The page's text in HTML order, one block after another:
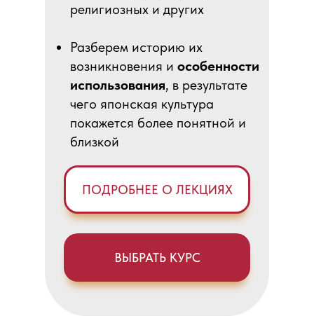
религиозных и других
Разберем историю их
возникновения и особенности
использования, в результате
чего японская культура
покажется более понятной и
близкой
ПОДРОБНЕЕ О ЛЕКЦИЯХ
ВЫБРАТЬ КУРС